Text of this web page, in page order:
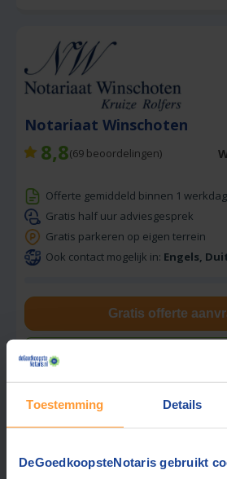
Toestemming Details
DeGoedkoopsteNotaris gebruikt
Notariaat Winschoten
8,8(69 beoordelingen)
Offerte gemiddeld binnen 1 werkdag
Gratis half uur adviesgesprek
Gratis parkeren op eigen terrein
Ook contact mogelijk in: Engels,
Gratis offerte